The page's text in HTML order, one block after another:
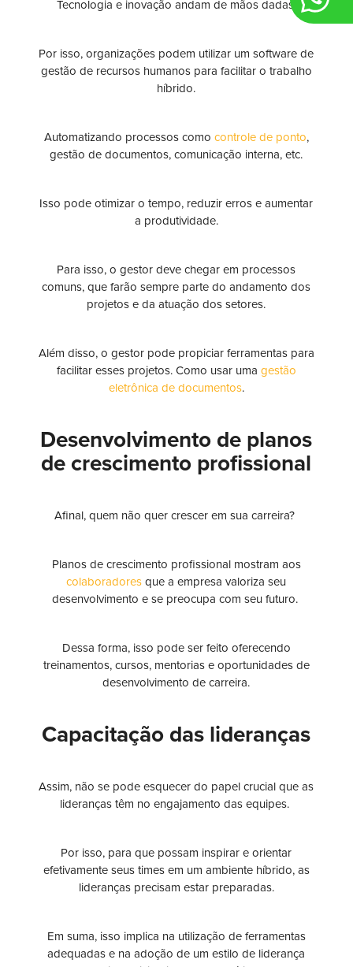
Tecnologia e inovação andam de mãos dadas.
Por isso, organizações podem utilizar um software de
gestão de recursos humanos para facilitar o trabalho
híbrido.
Automatizando processos como controle de ponto,
gestão de documentos, comunicação interna, etc.
Isso pode otimizar o tempo, reduzir erros e aumentar
a produtividade.
Para isso, o gestor deve chegar em processos
comuns, que farão sempre parte do andamento dos
projetos e da atuação dos setores.
Além disso, o gestor pode propiciar ferramentas para
facilitar esses projetos. Como usar uma gestão
eletrônica de documentos.
Desenvolvimento de planos
de crescimento profissional
Afinal, quem não quer crescer em sua carreira?
Planos de crescimento profissional mostram aos
colaboradores que a empresa valoriza seu
desenvolvimento e se preocupa com seu futuro.
Dessa forma, isso pode ser feito oferecendo
treinamentos, cursos, mentorias e oportunidades de
desenvolvimento de carreira.
Capacitação das lideranças
Assim, não se pode esquecer do papel crucial que as
lideranças têm no engajamento das equipes.
Por isso, para que possam inspirar e orientar
efetivamente seus times em um ambiente híbrido, as
lideranças precisam estar preparadas.
Em suma, isso implica na utilização de ferramentas
adequadas e na adoção de um estilo de liderança